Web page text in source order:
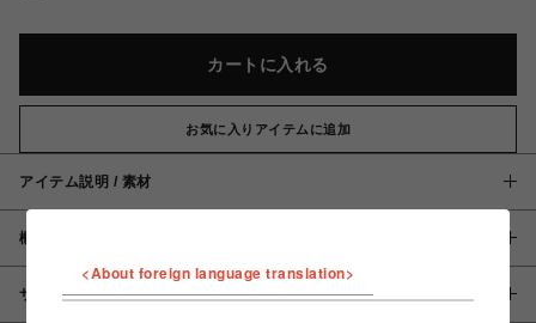
カートに入れる
お気に入りアイテムに追加
アイテム説明 / 素材
概要
サイズ
<About foreign language translation>